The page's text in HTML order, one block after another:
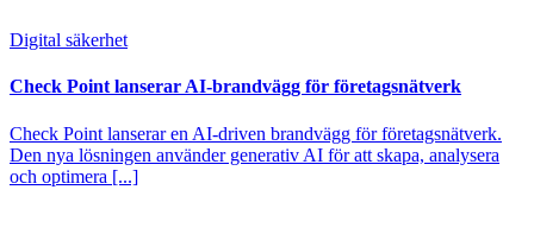
Digital säkerhet
Check Point lanserar AI-brandvägg för företagsnätverk
Check Point lanserar en AI-driven brandvägg för företagsnätverk.
Den nya lösningen använder generativ AI för att skapa, analysera
och optimera [...]